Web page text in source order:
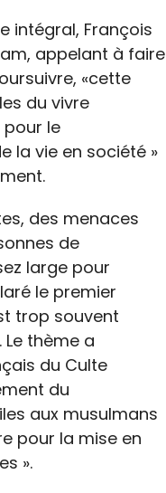
intégral, François
appelant à faire
«cette
du vivre
pour le
la vie en société »
des menaces
de
large pour
le premier
trop souvent
Le thème a
du Culte
du
aux musulmans
pour la mise en
».